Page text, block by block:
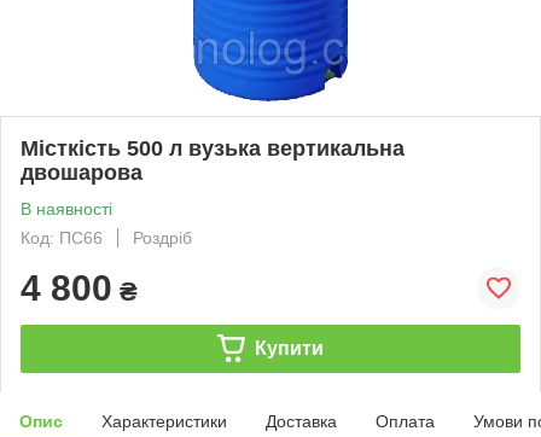
Місткість 500 л вузька вертикальна
двошарова
В наявності
Код: ПС66
Роздріб
4 800 ₴
Купити
Опис Характеристики Доставка Оплата Умови